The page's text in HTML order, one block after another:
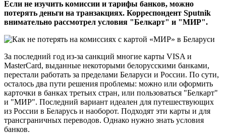
Если не изучить комиссии и тарифы банков, можно
потерять деньги на транзакциях. Корреспондент Sputnik
внимательно рассмотрел условия "Белкарт" и "МИР".
За последний год из-за санкций многие карты VISA и
MasterCard, выданные некоторыми белорусскими банками,
перестали работать за пределами Беларуси и России. По сути,
осталось два пути решения проблемы: можно или оформить
карточки в банках третьих стран, или пользоваться "Белкарт"
и "МИР". Последний вариант идеален для путешествующих
из России в Беларусь и наоборот. Подходят эти карты и для
трансграничных переводов. Однако нужно знать условия
банков.